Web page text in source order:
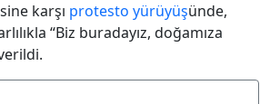
karşı protesto yürüyüşünde,
“Biz buradayız, doğamıza